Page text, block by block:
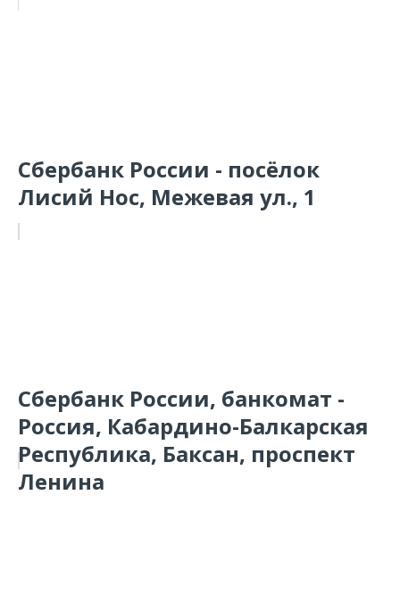
Сбербанк России - посёлок
Лисий Нос, Межевая ул., 1
Сбербанк России, банкомат -
Россия, Кабардино-Балкарская
Республика, Баксан, проспект
Ленина